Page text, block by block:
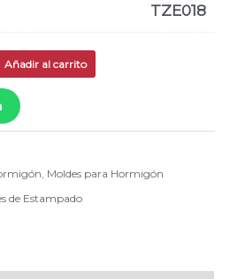
TZE018
Añadir al carrito
Moldes para Hormigón
de Estampado